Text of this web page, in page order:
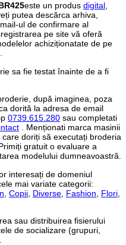
este un produs digital,
putea descărca arhiva,
ul de confirmare al
pe site vă oferă
achiziționatate de pe
sa fie testat înainte de a fi
după imaginea, poza
dorită la adresa de email
0739.615.280 sau completati
. Menționati marca masinii
doriți să executați broderia
gratuit o evaluare a
modelului dumneavoastră.
interesați de domeniul
mai variate categorii:
Copii Diverse Fashion Flori
sau distribuirea fisierului
de socializare (grupuri,